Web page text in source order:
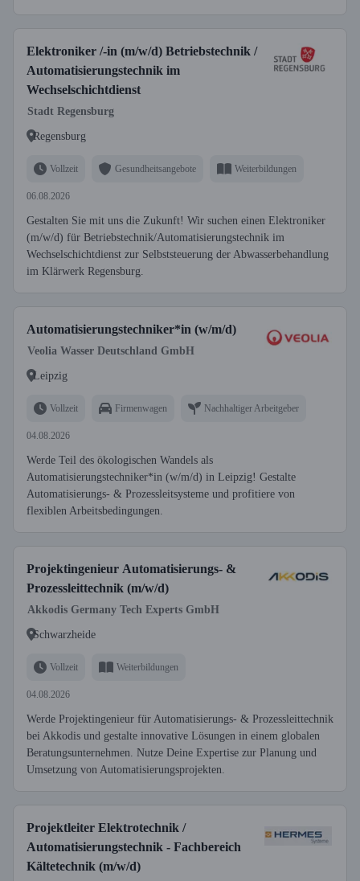
Elektroniker /-in (m/w/d) Betriebstechnik /
Automatisierungstechnik im
Wechselschichtdienst
Stadt Regensburg
Regensburg
Vollzeit Gesundheitsangebote Weiterbildungen
06.08.2026
Gestalten Sie mit uns die Zukunft! Wir suchen einen Elektroniker
(m/w/d) für Betriebstechnik/Automatisierungstechnik im
Wechselschichtdienst zur Selbststeuerung der Abwasserbehandlung
im Klärwerk Regensburg.
Automatisierungstechniker*in (w/m/d)
Veolia Wasser Deutschland GmbH
Leipzig
Vollzeit Firmenwagen Nachhaltiger Arbeitgeber
04.08.2026
Werde Teil des ökologischen Wandels als
Automatisierungstechniker*in (w/m/d) in Leipzig! Gestalte
Automatisierungs- & Prozessleitsysteme und profitiere von
flexiblen Arbeitsbedingungen.
Projektingenieur Automatisierungs- &
Prozessleittechnik (m/w/d)
Akkodis Germany Tech Experts GmbH
Schwarzheide
Vollzeit Weiterbildungen
04.08.2026
Werde Projektingenieur für Automatisierungs- & Prozessleittechnik
bei Akkodis und gestalte innovative Lösungen in einem globalen
Beratungsunternehmen. Nutze Deine Expertise zur Planung und
Umsetzung von Automatisierungsprojekten.
Projektleiter Elektrotechnik /
Automatisierungstechnik - Fachbereich
Kältetechnik (m/w/d)